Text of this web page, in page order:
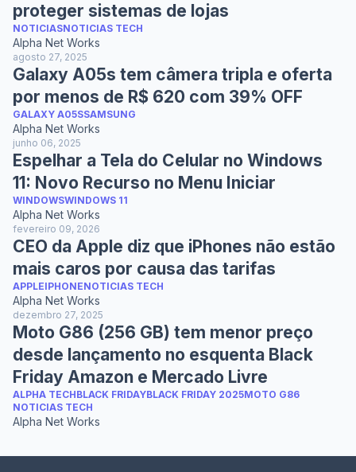
proteger sistemas de lojas
NOTICIASNOTICIAS TECH
Alpha Net Works
agosto 27, 2025
Galaxy A05s tem câmera tripla e oferta
por menos de R$ 620 com 39% OFF
GALAXY A05SSAMSUNG
Alpha Net Works
junho 06, 2025
Espelhar a Tela do Celular no Windows
11: Novo Recurso no Menu Iniciar
WINDOWSWINDOWS 11
Alpha Net Works
fevereiro 09, 2026
CEO da Apple diz que iPhones não estão
mais caros por causa das tarifas
APPLEIPHONENOTICIAS TECH
Alpha Net Works
dezembro 27, 2025
Moto G86 (256 GB) tem menor preço
desde lançamento no esquenta Black
Friday Amazon e Mercado Livre
ALPHA TECHBLACK FRIDAYBLACK FRIDAY 2025MOTO G86
NOTICIAS TECH
Alpha Net Works